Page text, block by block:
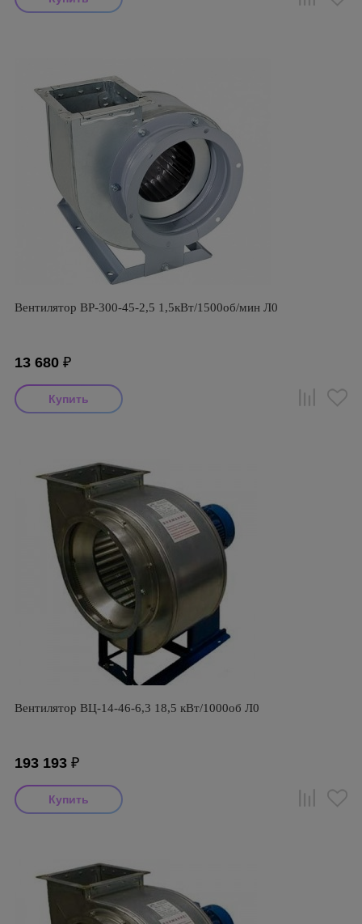
Вентилятор ВР-300-45-2,5 1,5кВт/1500об/мин Л0
13 680 ₽
Вентилятор ВЦ-14-46-6,3 18,5 кВт/1000об Л0
193 193 ₽